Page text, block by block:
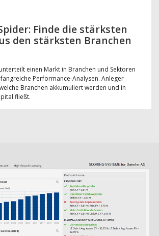
Finde die stärksten
den stärksten Branchen
einen Markt in Branchen und Sektoren
Performance-Analysen. Anleger
Branchen akkumuliert werden und in
fließt.